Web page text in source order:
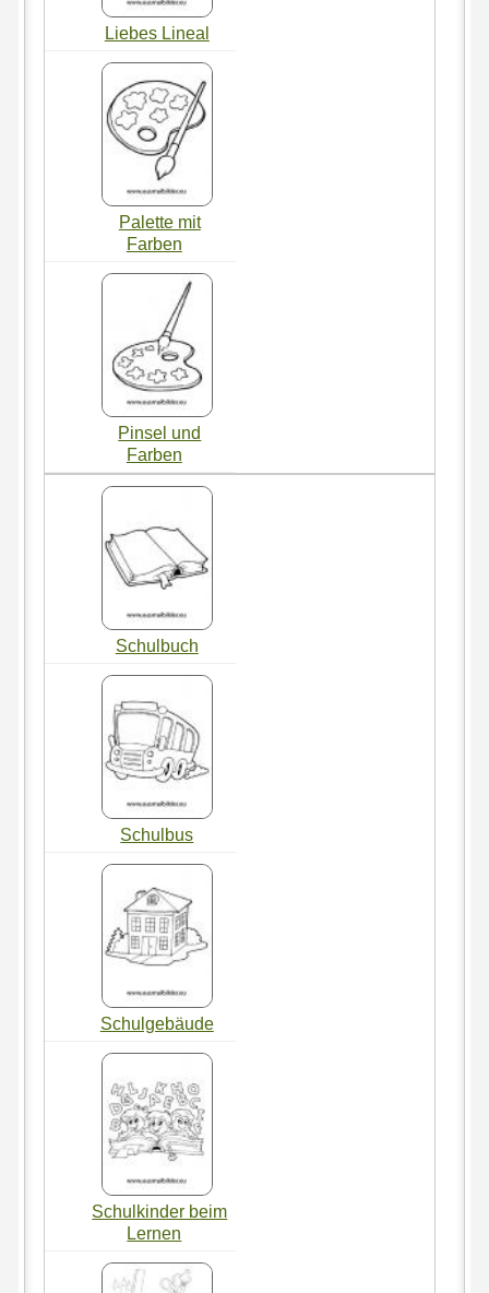
Liebes Lineal
Palette mit
Farben
Pinsel und
Farben
Schulbuch
Schulbus
Schulgebäude
Schulkinder beim
Lernen